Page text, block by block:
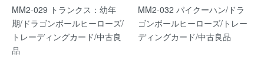
MM2-029 トランクス：幼年
期/ドラゴンボールヒーローズ/
トレーディングカード/中古良
品
MM2-032 パイクーハン/ドラ
ゴンボールヒーローズ/トレー
ディングカード/中古良品